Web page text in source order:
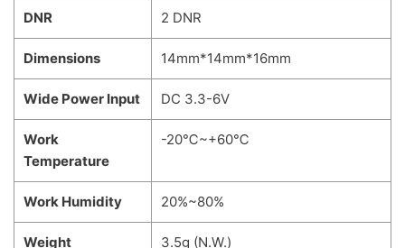
DNR 2 DNR
Dimensions 14mm*14mm*16mm
Wide Power Input DC 3.3-6V
Work
Temperature
-20℃~+60℃
Work Humidity 20%~80%
Weight 3.5g (N.W.)